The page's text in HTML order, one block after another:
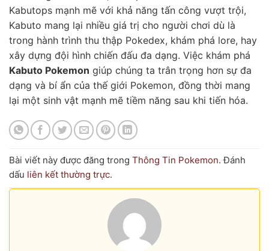
Kabutops mạnh mẽ với khả năng tấn công vượt trội,
Kabuto mang lại nhiều giá trị cho người chơi dù là
trong hành trình thu thập Pokedex, khám phá lore, hay
xây dựng đội hình chiến đấu đa dạng. Việc khám phá
Kabuto Pokemon giúp chúng ta trân trọng hơn sự đa
dạng và bí ẩn của thế giới Pokemon, đồng thời mang
lại một sinh vật mạnh mẽ tiềm năng sau khi tiến hóa.
Bài viết này được đăng trong Thông Tin Pokemon. Đánh
dấu liên kết thường trực.